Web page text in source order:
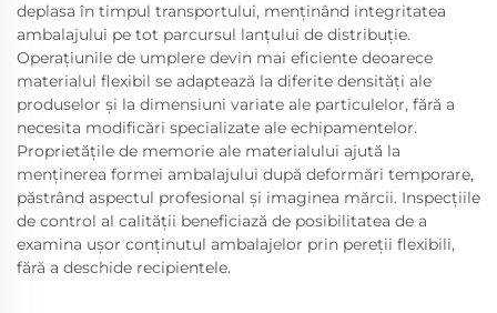
deplasa în timpul transportului, menținând integritatea
ambalajului pe tot parcursul lanțului de distribuție.
Operațiunile de umplere devin mai eficiente deoarece
materialul flexibil se adaptează la diferite densități ale
produselor și la dimensiuni variate ale particulelor, fără a
necesita modificări specializate ale echipamentelor.
Proprietățile de memorie ale materialului ajută la
menținerea formei ambalajului după deformări temporare,
păstrând aspectul profesional și imaginea mărcii. Inspecțiile
de control al calității beneficiază de posibilitatea de a
examina ușor conținutul ambalajelor prin pereții flexibili,
fără a deschide recipientele.